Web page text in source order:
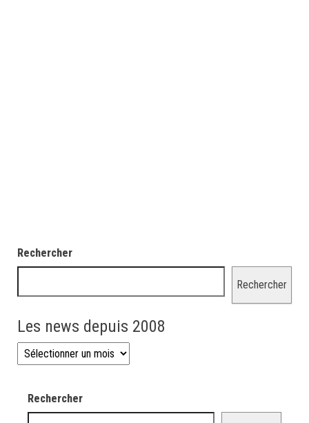
Rechercher
Rechercher
Les news depuis 2008
Les news depuis 2008
Rechercher